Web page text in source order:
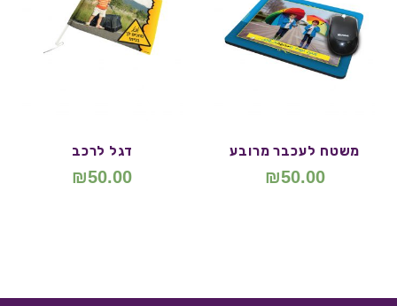
משטח לעכבר מרובע
₪50.00
דגל לרכב
₪50.00